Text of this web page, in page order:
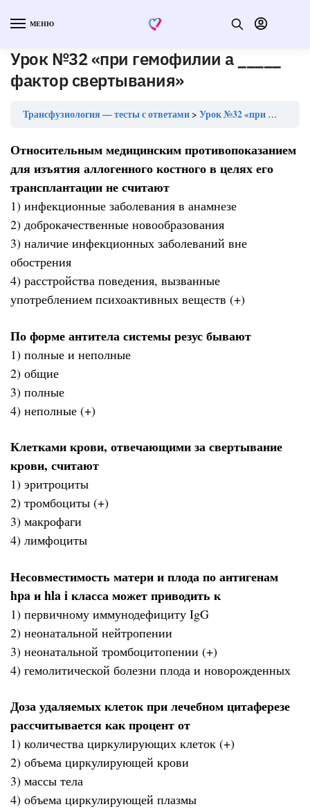
МЕНЮ
Урок №32 «при гемофилии а _____
фактор свертывания»
Трансфузиология — тесты с ответами Урок №32 «при гемофилии а _____ фактор свертывания»
Относительным медицинским противопоказанием
для изъятия аллогенного костного в целях его
трансплантации не считают
1) инфекционные заболевания в анамнезе
2) доброкачественные новообразования
3) наличие инфекционных заболеваний вне
обострения
4) расстройства поведения, вызванные
употреблением психоактивных веществ (+)
По форме антитела системы резус бывают
1) полные и неполные
2) общие
3) полные
4) неполные (+)
Клетками крови, отвечающими за свертывание
крови, считают
1) эритроциты
2) тромбоциты (+)
3) макрофаги
4) лимфоциты
Несовместимость матери и плода по антигенам
hpa и hla i класса может приводить к
1) первичному иммунодефициту IgG
2) неонатальной нейтропении
3) неонатальной тромбоцитопении (+)
4) гемолитической болезни плода и новорожденных
Доза удаляемых клеток при лечебном цитаферезе
рассчитывается как процент от
1) количества циркулирующих клеток (+)
2) объема циркулирующей крови
3) массы тела
4) объема циркулирующей плазмы